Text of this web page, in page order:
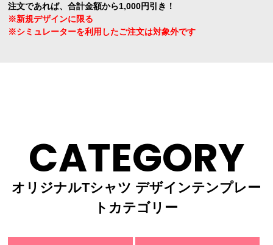
注文であれば、合計金額から1,000円引き！
※新規デザインに限る
※シミュレーターを利用したご注文は対象外です
CATEGORY
オリジナルTシャツ デザインテンプレー
トカテゴリー